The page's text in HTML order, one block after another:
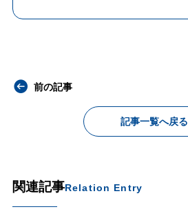
前の記事
記事一覧へ戻る
関連記事Relation Entry